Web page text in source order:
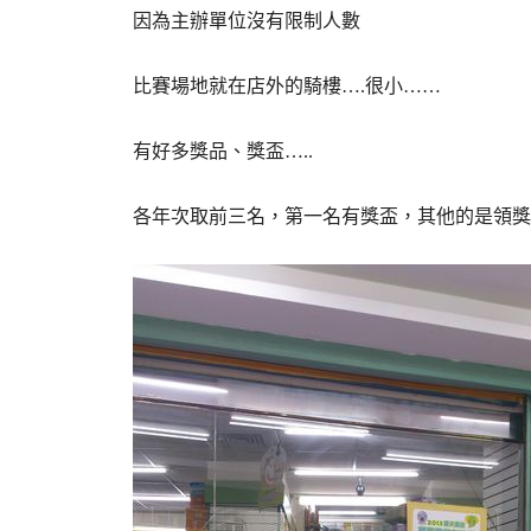
因為主辦單位沒有限制人數
比賽場地就在店外的騎樓….很小……
有好多獎品、獎盃…..
各年次取前三名，第一名有獎盃，其他的是領